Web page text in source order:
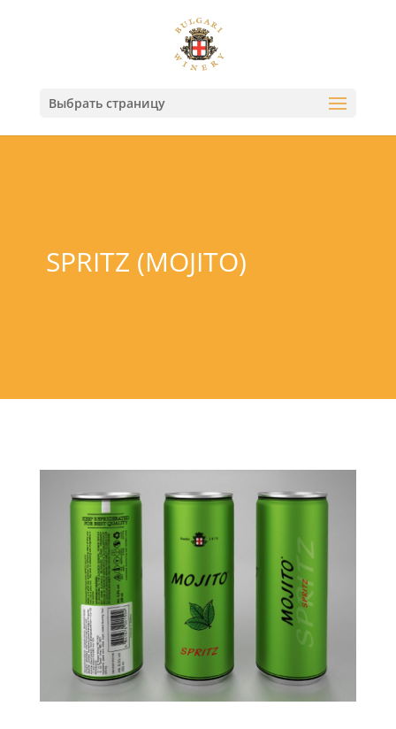
Выбрать страницу
SPRITZ (MOJITO)